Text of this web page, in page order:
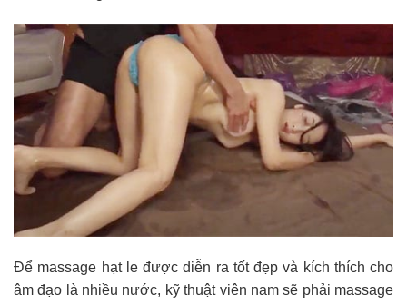
Để massage hạt le được diễn ra tốt đẹp và kích thích cho
âm đạo là nhiều nước, kỹ thuật viên nam sẽ phải massage